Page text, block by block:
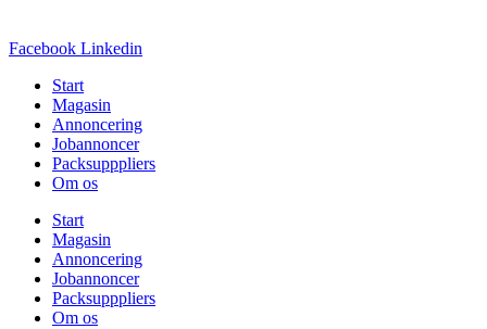
Facebook Linkedin
Start
Magasin
Annoncering
Jobannoncer
Packsupppliers
Om os
Start
Magasin
Annoncering
Jobannoncer
Packsupppliers
Om os